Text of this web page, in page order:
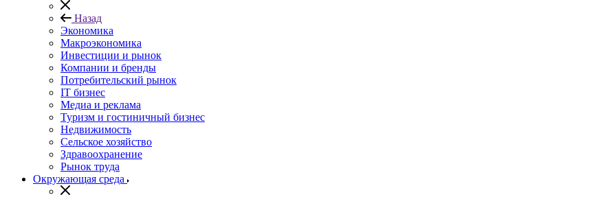
Назад
Экономика
Макроэкономика
Инвестиции и рынок
Компании и бренды
Потребительский рынок
IT бизнес
Медиа и реклама
Туризм и гостиничный бизнес
Недвижимость
Сельское хозяйство
Здравоохранение
Рынок труда
Окружающая среда